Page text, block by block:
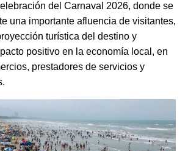
del Carnaval 2026, donde se
una importante afluencia de visitantes,
turística del destino y
positivo en la economía local, en
prestadores de servicios y